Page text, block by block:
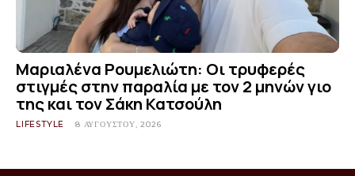
Μαριαλένα Ρουμελιώτη: Οι τρυφερές
στιγμές στην παραλία με τον 2 μηνών γιο
της και τον Σάκη Κατσούλη
LIFESTYLE 8 ΑΥΓΟΎΣΤΟΥ, 2026